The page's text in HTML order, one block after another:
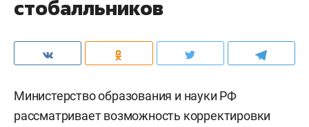
стобалльников
Министерство образования и науки РФ
рассматривает возможность корректировки